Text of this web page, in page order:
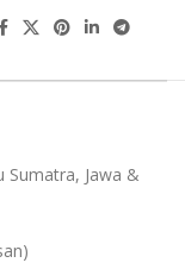
Sumatra, Jawa &